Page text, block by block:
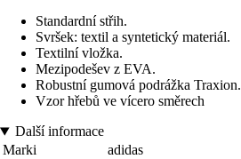
Standardní střih.
Svršek: textil a syntetický materiál.
Textilní vložka.
Mezipodešev z EVA.
Robustní gumová podrážka Traxion.
Vzor hřebů ve vícero směrech
Další informace
Marki
adidas